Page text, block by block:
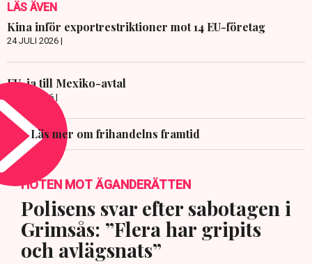
LÄS ÄVEN
Kina inför exportrestriktioner mot 14 EU-företag
24 JULI 2026 |
EU-ja till Mexiko-avtal
8 JULI 2026 |
Läs mer om frihandelns framtid
HOTEN MOT ÄGANDERÄTTEN
Polisens svar efter sabotagen i
Grimsås: ”Flera har gripits
och avlägsnats”